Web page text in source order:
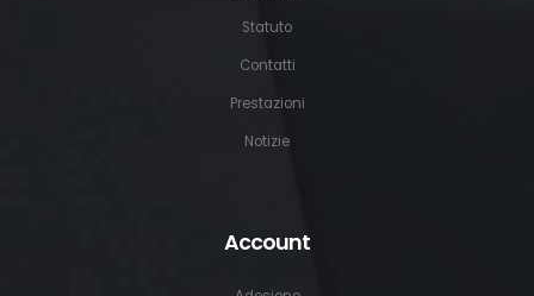
Statuto
Contatti
Prestazioni
Notizie
Account